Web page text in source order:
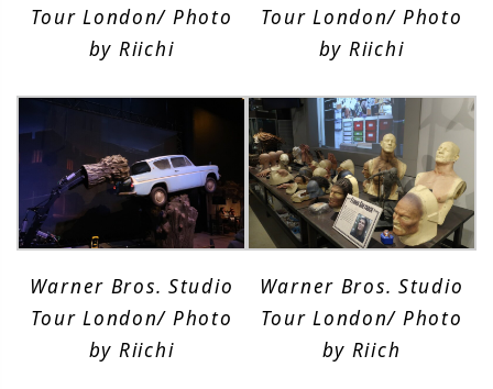
Tour London/ Photo
by Riichi
Tour London/ Photo
by Riichi
Warner Bros. Studio
Tour London/ Photo
by Riichi
Warner Bros. Studio
Tour London/ Photo
by Riich